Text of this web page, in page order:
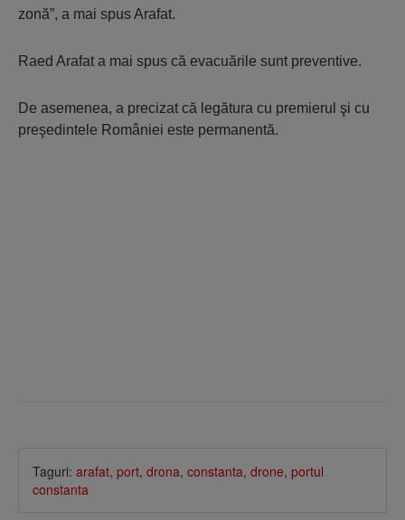
zonă”, a mai spus Arafat.
Raed Arafat a mai spus că evacuările sunt preventive.
De asemenea, a precizat că legătura cu premierul şi cu
preşedintele României este permanentă.
Taguri: arafat, port, drona, constanta, drone, portul
constanta